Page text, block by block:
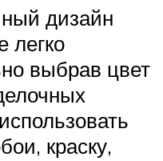
дизайн
легко
выбрав цвет
краску,